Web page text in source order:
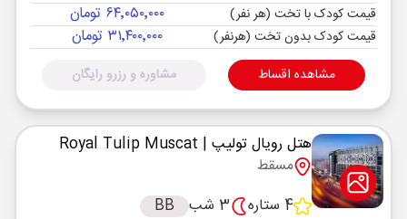
قیمت کودک با تخت (هر نفر) ۶۴٬۰۵۰٬۰۰۰ تومان
قیمت کودک بدون تخت (هرنفر) ۳۱٬۴۰۰٬۰۰۰ تومان
مشاهده اقساط مشاوره و رزرو رایگان
هتل رویال تولیپ | Royal Tulip Muscat
مسقط
4 ستاره
3 شب BB